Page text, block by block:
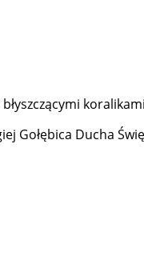
Gołębica Ducha